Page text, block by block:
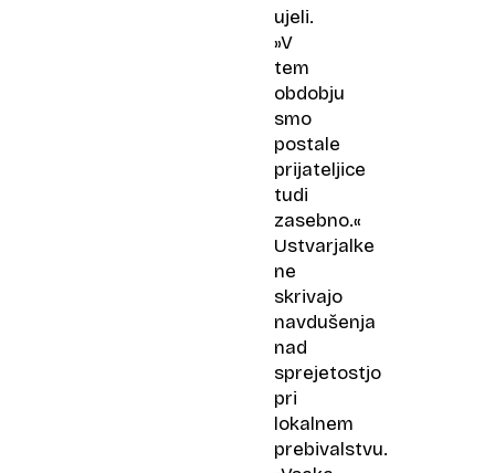
ujeli.
»V
tem
obdobju
smo
postale
prijateljice
tudi
zasebno.«
Ustvarjalke
ne
skrivajo
navdušenja
nad
sprejetostjo
pri
lokalnem
prebivalstvu.